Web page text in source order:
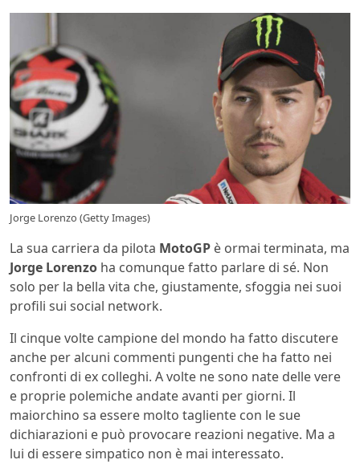
Jorge Lorenzo (Getty Images)
La sua carriera da pilota MotoGP è ormai terminata, ma
Jorge Lorenzo ha comunque fatto parlare di sé. Non
solo per la bella vita che, giustamente, sfoggia nei suoi
profili sui social network.
Il cinque volte campione del mondo ha fatto discutere
anche per alcuni commenti pungenti che ha fatto nei
confronti di ex colleghi. A volte ne sono nate delle vere
e proprie polemiche andate avanti per giorni. Il
maiorchino sa essere molto tagliente con le sue
dichiarazioni e può provocare reazioni negative. Ma a
lui di essere simpatico non è mai interessato.